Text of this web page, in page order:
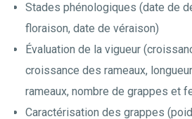
Stades phénologiques (date de
floraison, date de véraison)
Évaluation de la vigueur
croissance des rameaux,
rameaux, nombre de grappes et
Caractérisation des grappes